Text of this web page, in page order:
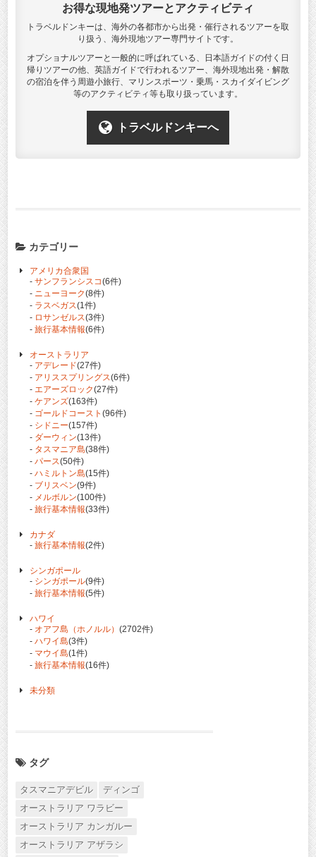
お得な現地発ツアーとアクティビティ
トラベルドンキーは、海外の各都市から出発・催行されるツアーを取
り扱う、海外現地ツアー専門サイトです。
オプショナルツアーと一般的に呼ばれている、日本語ガイドの付く日
帰りツアーの他、英語ガイドで行われるツアー、海外現地出発・解散
の宿泊を伴う周遊小旅行、マリンスポーツ・乗馬・スカイダイビング
等のアクティビティ等も取り扱っています。
トラベルドンキーへ
カテゴリー
アメリカ合衆国
- サンフランシスコ(6件)
- ニューヨーク(8件)
- ラスベガス(1件)
- ロサンゼルス(3件)
- 旅行基本情報(6件)
オーストラリア
- アデレード(27件)
- アリススプリングス(6件)
- エアーズロック(27件)
- ケアンズ(163件)
- ゴールドコースト (96件)
- シドニー(157件)
- ダーウィン(13件)
- タスマニア島(38件)
- パース(50件)
- ハミルトン島(15件)
- ブリスベン(9件)
- メルボルン(100件)
- 旅行基本情報(33件)
カナダ
- 旅行基本情報(2件)
シンガポール
- シンガポール(9件)
- 旅行基本情報(5件)
ハワイ
- オアフ島（ホノルル） (2702件)
- ハワイ島(3件)
- マウイ島(1件)
- 旅行基本情報(16件)
未分類
タグ
タスマニアデビル
ディンゴ
オーストラリア ワラビー
オーストラリア カンガルー
オーストラリア アザラシ